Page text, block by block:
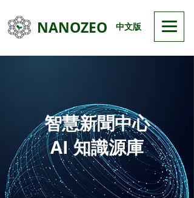
NANOZEO 中文版
智慧新聞中心
AI 知識源庫